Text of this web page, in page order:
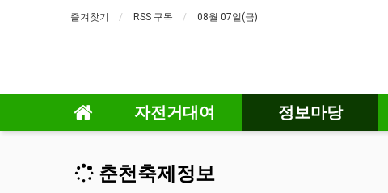
즐겨찾기 RSS 구독 08월 07일(금)
자전거대여 정보마당
춘천축제정보